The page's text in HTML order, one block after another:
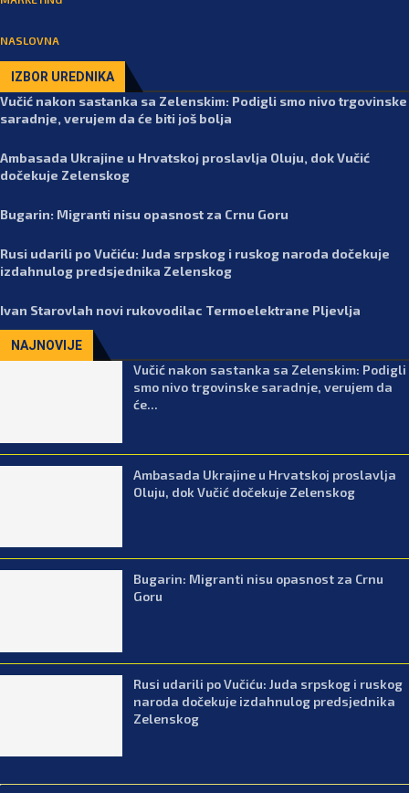
NASLOVNA
IZBOR UREDNIKA
Vučić nakon sastanka sa Zelenskim: Podigli smo nivo trgovinske
saradnje, verujem da će biti još bolja
Ambasada Ukrajine u Hrvatskoj proslavlja Oluju, dok Vučić
dočekuje Zelenskog
Bugarin: Migranti nisu opasnost za Crnu Goru
Rusi udarili po Vučiću: Juda srpskog i ruskog naroda dočekuje
izdahnulog predsjednika Zelenskog
Ivan Starovlah novi rukovodilac Termoelektrane Pljevlja
NAJNOVIJE
Vučić nakon sastanka sa Zelenskim: Podigli
smo nivo trgovinske saradnje, verujem da
će...
Ambasada Ukrajine u Hrvatskoj proslavlja
Oluju, dok Vučić dočekuje Zelenskog
Bugarin: Migranti nisu opasnost za Crnu
Goru
Rusi udarili po Vučiću: Juda srpskog i ruskog
naroda dočekuje izdahnulog predsjednika
Zelenskog